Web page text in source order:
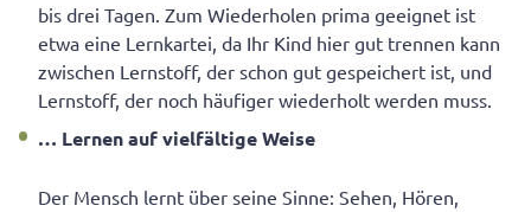
bis drei Tagen. Zum Wiederholen prima geeignet ist
etwa eine Lernkartei, da Ihr Kind hier gut trennen kann
zwischen Lernstoff, der schon gut gespeichert ist, und
Lernstoff, der noch häufiger wiederholt werden muss.
… Lernen auf vielfältige Weise
Der Mensch lernt über seine Sinne: Sehen, Hören,